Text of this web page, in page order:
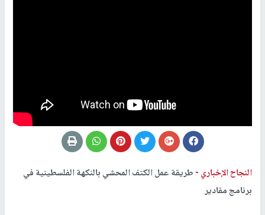
النجاح الإخباري -طريقة عمل الكتف المحشي بالنكهة الفلسطينية في
برنامج مقادير